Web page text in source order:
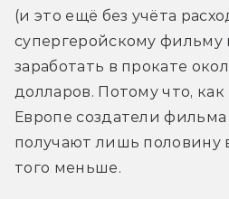
(и это ещё без учёта
супергеройскому фильму
заработать в прокате
долларов. Потому что,
Европе создатели
получают лишь половину
того меньше.